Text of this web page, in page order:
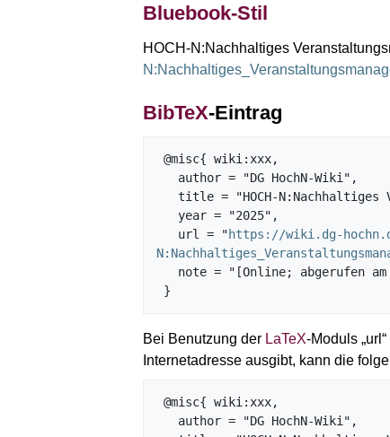
Bluebook-Stil
HOCH-N:Nachhaltiges
BibTeX-Eintrag
   url = "
https://wiki.dg-
Bei Benutzung der LaTeX-Moduls „url“
Internetadresse ausgibt, kann die